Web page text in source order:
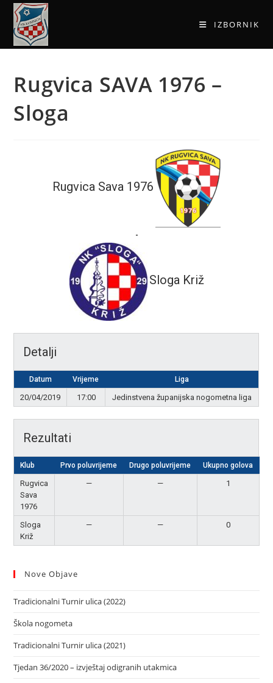
IZBORNIK
Rugvica SAVA 1976 –
Sloga
Rugvica Sava 1976
-
Sloga Križ
Detalji
Datum Vrijeme Liga
20/04/2019 17:00 Jedinstvena županijska nogometna liga
Rezultati
Klub Prvo poluvrijeme Drugo poluvrijeme Ukupno golova
Rugvica
Sava
1976
— — 1
Sloga
Križ
— — 0
Nove Objave
Tradicionalni Turnir ulica (2022)
Škola nogometa
Tradicionalni Turnir ulica (2021)
Tjedan 36/2020 – izvještaj odigranih utakmica